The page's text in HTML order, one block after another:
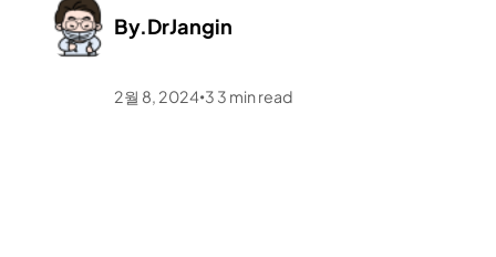
By.DrJangin
2월 8, 2024•3 3 min read